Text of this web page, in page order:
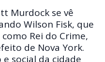
Murdock se vê
Wilson Fisk, que
Rei do Crime,
de Nova York.
social da cidade